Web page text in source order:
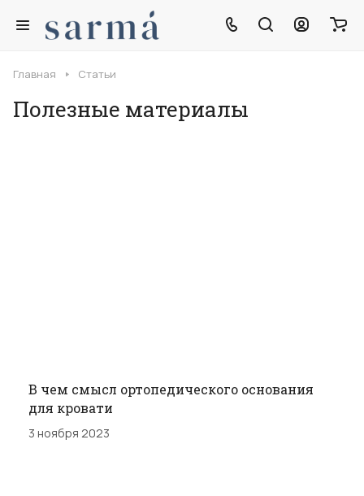
Главная Статьи
Полезные материалы
В чем смысл ортопедического основания
для кровати
3 ноября 2023